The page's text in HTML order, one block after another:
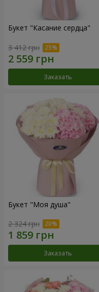
Букет "Касание сердца"
3 412 грн
Заказать
Букет "Моя душа"
2 324 грн
Заказать